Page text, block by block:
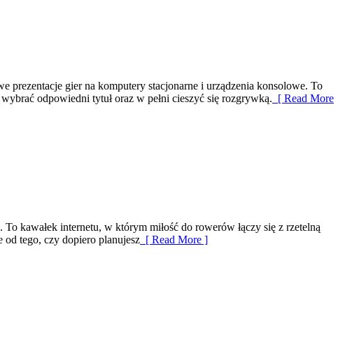
gier na komputery stacjonarne i urządzenia konsolowe. To
odpowiedni tytuł oraz w pełni cieszyć się rozgrywką. [ Read More
kawałek internetu, w którym miłość do rowerów łączy się z rzetelną
tego, czy dopiero planujesz [ Read More ]